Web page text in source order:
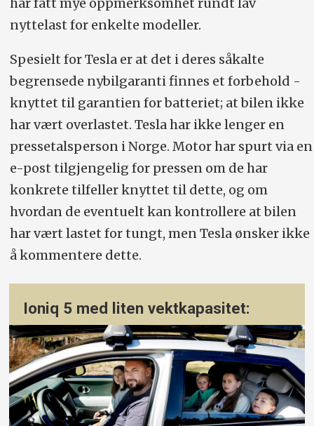
har fått mye oppmerksomhet rundt lav
nyttelast for enkelte modeller.
Spesielt for Tesla er at det i deres såkalte
begrensede nybilgaranti finnes et forbehold ­
knyttet til ­garantien for batteriet; at bilen ikke
har vært overlastet. Tesla har ikke lenger en
pressetalsperson i Norge. Motor har spurt via en
e-post tilgjengelig for pressen om de har
konkrete tilfeller knyttet til dette, og om
hvordan de eventuelt kan kontrollere at bilen
har vært lastet for tungt, men Tesla ønsker ikke
å kommentere dette.
Ioniq 5 med liten vektkapasitet: